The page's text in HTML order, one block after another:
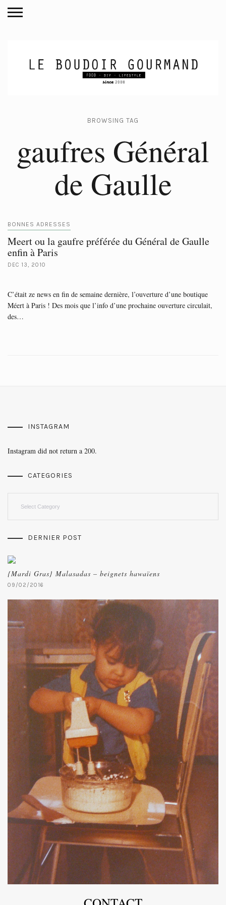
BROWSING TAG
gaufres Général
de Gaulle
BONNES ADRESSES
Meert ou la gaufre préférée du Général de Gaulle
enfin à Paris
DEC 13, 2010
C’était ze news en fin de semaine dernière, l’ouverture d’une boutique
Méert à Paris ! Des mois que l’info d’une prochaine ouverture circulait,
des…
INSTAGRAM
Instagram did not return a 200.
CATEGORIES
DERNIER POST
{Mardi Gras} Malasadas – beignets hawaïens
09/02/2016